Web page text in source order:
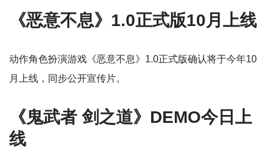
《恶意不息》1.0正式版10月上线
动作角色扮演游戏《恶意不息》1.0正式版确认将于今年10
月上线，同步公开宣传片。
《鬼武者 剑之道》DEMO今日上
线